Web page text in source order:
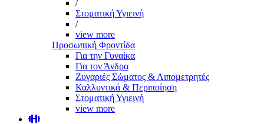
/
Στοματική Υγιεινή
/
view more
Προσωπική Φροντίδα
Για την Γυναίκα
Για τον Άνδρα
Ζυγαριές Σώματος & Λιπομετρητές
Καλλυντικά & Περιποίηση
Στοματική Υγιεινή
view more